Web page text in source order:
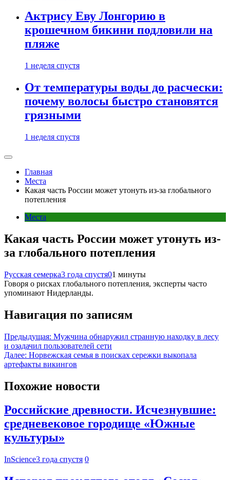
Актрису Еву Лонгорию в
крошечном бикини подловили на
пляже
1 неделя спустя
От температуры воды до расчески:
почему волосы быстро становятся
грязными
1 неделя спустя
Главная
Места
Какая часть России может утонуть из-за глобального
потепления
Места
Какая часть России может утонуть из-
за глобального потепления
Русская семерка3 года спустя01 минуты
Говоря о рисках глобального потепления, эксперты часто
упоминают Нидерланды.
Навигация по записям
Предыдущая: Мужчина обнаружил странную находку в лесу
и озадачил пользователей сети
Далее: Норвежская семья в поисках сережки выкопала
артефакты викингов
Похожие новости
Российские древности. Исчезнувшие:
средневековое городище «Южные
культуры»
InScience3 года спустя 0